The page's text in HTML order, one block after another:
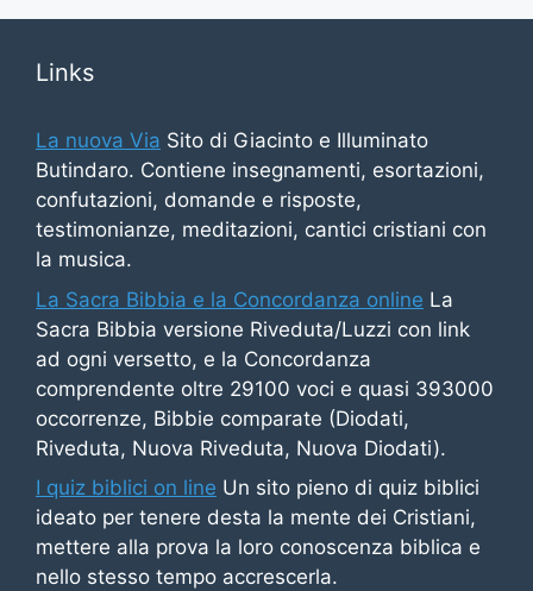
Links
La nuova Via Sito di Giacinto e Illuminato
Butindaro. Contiene insegnamenti, esortazioni,
confutazioni, domande e risposte,
testimonianze, meditazioni, cantici cristiani con
la musica.
La Sacra Bibbia e la Concordanza online La
Sacra Bibbia versione Riveduta/Luzzi con link
ad ogni versetto, e la Concordanza
comprendente oltre 29100 voci e quasi 393000
occorrenze, Bibbie comparate (Diodati,
Riveduta, Nuova Riveduta, Nuova Diodati).
I quiz biblici on line Un sito pieno di quiz biblici
ideato per tenere desta la mente dei Cristiani,
mettere alla prova la loro conoscenza biblica e
nello stesso tempo accrescerla.